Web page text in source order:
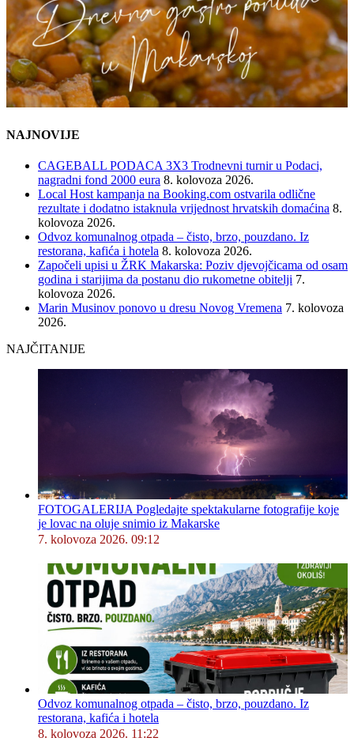
NAJNOVIJE
CAGEBALL PODACA 3X3 Trodnevni turnir u Podaci,
nagradni fond 2000 eura 8. kolovoza 2026.
Local Host kampanja na Booking.com ostvarila odlične
rezultate i dodatno istaknula vrijednost hrvatskih domaćina 8.
kolovoza 2026.
Odvoz komunalnog otpada – čisto, brzo, pouzdano. Iz
restorana, kafića i hotela 8. kolovoza 2026.
Započeli upisi u ŽRK Makarska: Poziv djevojčicama od osam
godina i starijima da postanu dio rukometne obitelji 7.
kolovoza 2026.
Marin Musinov ponovo u dresu Novog Vremena 7. kolovoza
2026.
NAJČITANIJE
FOTOGALERIJA Pogledajte spektakularne fotografije koje
je lovac na oluje snimio iz Makarske
7. kolovoza 2026. 09:12
Odvoz komunalnog otpada – čisto, brzo, pouzdano. Iz
restorana, kafića i hotela
8. kolovoza 2026. 11:22